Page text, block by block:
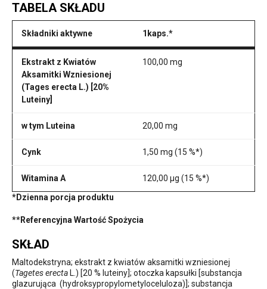
TABELA SKŁADU
Składniki aktywne 1kaps.*
Ekstrakt z Kwiatów
Aksamitki Wzniesionej
(Tages erecta L.) [20%
Luteiny]
100,00 mg
w tym Luteina 20,00 mg
Cynk 1,50 mg (15 %*)
Witamina A
120,00 µg (15 %*)
*Dzienna porcja produktu
**Referencyjna Wartość Spożycia
SKŁAD
Maltodekstryna; ekstrakt z kwiatów aksamitki wzniesionej
(Tagetes erecta L.) [20 % luteiny]; otoczka kapsułki [substancja
glazurująca (hydroksypropylometyloceluloza)]; substancja